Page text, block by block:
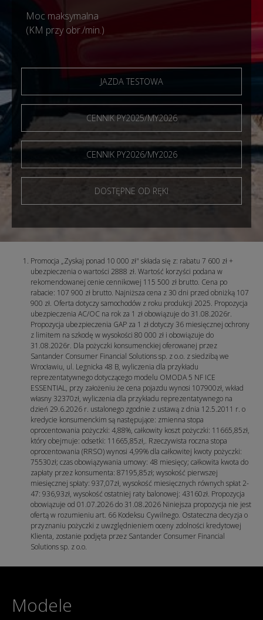
Moc maksymalna
(KM przy obr./min.)
JAZDA TESTOWA
CENNIK PY2025/MY2026
CENNIK PY2026/MY2026
DOSTĘPNE OD RĘKI
Promocja „Zyskaj ponad 10 000 zł" składa się z: rabatu 7 600 zł +
ubezpieczenia o wartości 2888 zł. Wartość korzyści podana w
rekomendowanej cenie cennikowej 115 500 zł brutto. Cena po
rabacie: 107 900 zł brutto. Najniższa cena z 30 dni przed obniżką 107
900 zł. Oferta dotyczy samochodów z roku produkcji 2025. Propozycja
ubezpieczenia AC/OC na rok za 1 zł obowiązuje do 31.08.2026r.
Propozycja ubezpieczenia GAP za 1 zł dotyczy 36 miesięcznej ochrony
z limitem na szkodę w wysokości 80 000 zł i obowiązuje do
31.08.2026r. Dla pożyczki konsumenckiej oferowanej przez
Santander Consumer Financial Solutions sp. z o.o. z siedzibą we
Wrocławiu, ul. Legnicka 48 B, wyliczenia dla przykładu
reprezentatywnego dotyczącego modelu OMODA 5 NF ICE
ESSENTIAL, przy założeniu że cena pojazdu wynosi 107900zł, wkład
własny 32370zł, wyliczenia dla przykładu reprezentatywnego na
dzień 29.6.2026 r. ustalonego zgodnie z ustawą z dnia 12.5.2011 r. o
kredycie konsumenckim są następujące: zmienna stopa
oprocentowania pożyczki: 4,88%, całkowity koszt pożyczki: 11665,85zł,
który obejmuje: odsetki: 11665,85zł,. Rzeczywista roczna stopa
oprocentowania (RRSO) wynosi 4,99% dla całkowitej kwoty pożyczki:
75530zł; czas obowiązywania umowy: 48 miesięcy; całkowita kwota do
zapłaty przez konsumenta: 87195,85zł; wysokość pierwszej
miesięcznej spłaty: 937,07zł, wysokość miesięcznych równych spłat 2-
47: 936,93zł, wysokość ostatniej raty balonowej: 43160zł. Propozycja
obowiązuje od 01.07.2026 do 31.08.2026 Niniejsza propozycja nie jest
ofertą w rozumieniu art. 66 Kodeksu Cywilnego. Ostateczna decyzja o
przyznaniu pożyczki z uwzględnieniem oceny zdolności kredytowej
Klienta, zostanie podjęta przez Santander Consumer Financial
Solutions sp. z o.o.
Modele